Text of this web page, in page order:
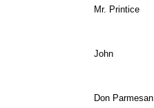
Mr. Printice
John
Don Parmesan